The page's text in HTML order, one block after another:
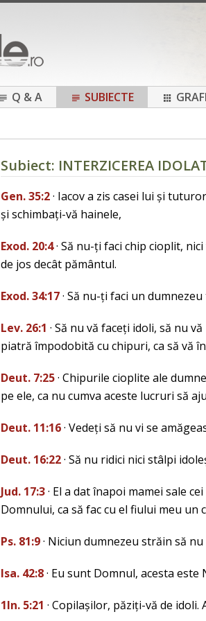
Q & A SUBIECTE
Subiect: INTERZICEREA
Gen. 35:2· Iacov a zis casei lui și
și schimbați-vă hainele,
Exod. 20:4· Să nu-ți faci chip cioplit,
de jos decât pământul.
Exod. 34:17· Să nu-ți faci un
Lev. 26:1 · Să nu vă faceți idoli, să nu
piatră împodobită cu chipuri, ca să vă
Deut. 7:25· Chipurile cioplite ale
pe ele, ca nu cumva aceste lucruri să
Deut. 11:16· Vedeți să nu vi se
Deut. 16:22· Să nu ridici nici stâlpi
Jud. 17:3· El a dat înapoi mamei sale
Domnului, ca să fac cu el fiului meu
Ps. 81:9· Niciun dumnezeu străin să
Isa. 42:8· Eu sunt Domnul, acesta
1In. 5:21 · Copilașilor, păziți-vă de idoli.